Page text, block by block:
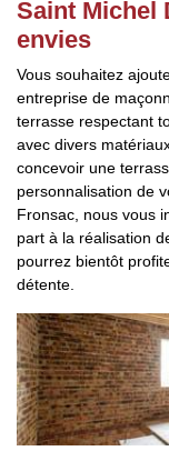
Saint Michel
envies
Vous souhaitez
entreprise de
terrasse respectant
avec divers
concevoir une
personnalisation de
Fronsac, nous vous
part à la réalisation
pourrez bientôt
détente.